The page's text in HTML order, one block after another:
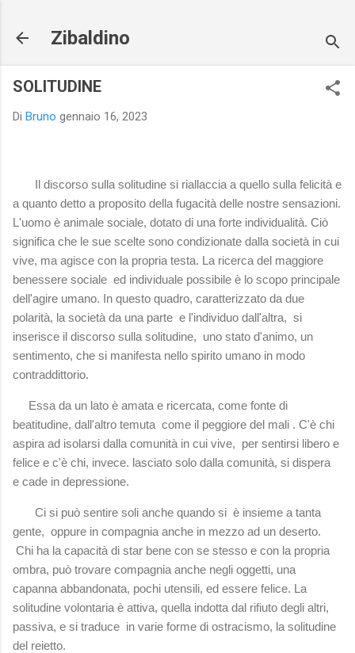
Zibaldino
SOLITUDINE
Di Bruno gennaio 16, 2023
Il discorso sulla solitudine si riallaccia a quello sulla felicità e
a quanto detto a proposito della fugacità delle nostre sensazioni.
L'uomo è animale sociale, dotato di una forte individualità. Ciò
significa che le sue scelte sono condizionate dalla società in cui
vive, ma agisce con la propria testa. La ricerca del maggiore
benessere sociale ed individuale possibile è lo scopo principale
dell'agire umano. In questo quadro, caratterizzato da due
polarità, la società da una parte e l'individuo dall'altra, si
inserisce il discorso sulla solitudine, uno stato d'animo, un
sentimento, che si manifesta nello spirito umano in modo
contraddittorio.
Essa da un lato è amata e ricercata, come fonte di
beatitudine, dall'altro temuta come il peggiore del mali . C'è chi
aspira ad isolarsi dalla comunità in cui vive, per sentirsi libero e
felice e c'è chi, invece. lasciato solo dalla comunità, si dispera
e cade in depressione.
Ci si può sentire soli anche quando si è insieme a tanta
gente, oppure in compagnia anche in mezzo ad un deserto.
Chi ha la capacità di star bene con se stesso e con la propria
ombra, può trovare compagnia anche negli oggetti, una
capanna abbandonata, pochi utensili, ed essere felice. La
solitudine volontaria è attiva, quella indotta dal rifiuto degli altri,
passiva, e si traduce in varie forme di ostracismo, la solitudine
del reietto.